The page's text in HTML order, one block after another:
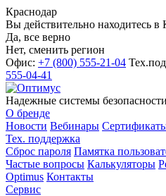
Краснодар
Вы действительно находитесь в
Да, все верно
Нет, сменить регион
Офис: +7 (800) 555-21-04
555-04-41
Надежные системы безопасности
О бренде
Новости Вебинары
Тех. поддержка
Сброс пароля Памятка
Частые вопросы Калькуляторы
Optimus Контакты
Сервис